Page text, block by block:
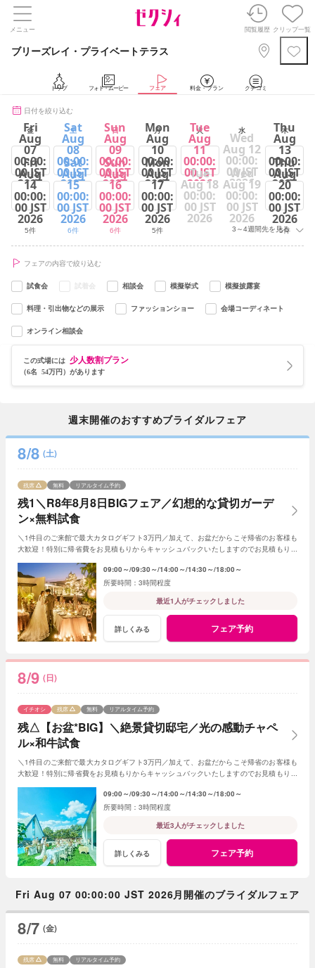
メニュー 閲覧履歴 クリップ一覧
ブリーズレイ・プライベートテラス
トップ フォト・ムービー フェア 料金・プラン クチコミ
日付を絞り込む
金 土 日 月 火 水 木
Fri
Aug
07
00:00:
00 JST
2026
5件
Sat
Aug
08
00:00:
00 JST
2026
6件
Sun
Aug
09
00:00:
00 JST
2026
6件
Mon
Aug
10
00:00:
00 JST
2026
5件
Tue
Aug
11
00:00:
00 JST
2026
6件
Wed
Aug 12
00:00:
00 JST
2026
Thu
Aug
13
00:00:
00 JST
2026
5件
Fri
Aug
14
00:00:
00 JST
2026
5件
Sat
Aug
15
00:00:
00 JST
2026
6件
Sun
Aug
16
00:00:
00 JST
2026
6件
Mon
Aug
17
00:00:
00 JST
2026
5件
Tue
Aug 18
00:00:
00 JST
2026
Wed
Aug 19
00:00:
00 JST
2026
Thu
Aug
20
00:00:
00 JST
2026
5件
3～4週間先を見る
フェアの内容で絞り込む
試食会 試着会 相談会 模擬挙式 模擬披露宴
料理・引出物などの展示 ファッションショー 会場コーディネート
オンライン相談会
この式場には 少人数割プラン
（6名 54万円）があります
週末開催のおすすめブライダルフェア
8/8 (土)
残1＼R8年8月8日BIGフェア／幻想的な貸切ガーデ
ン×無料試食
残席 無料 リアルタイム予約
＼1件目のご来館で最大カタログギフト3万円／加えて、お盆だからこそ帰省のお客様も
大歓迎！特別に帰省費をお見積もりからキャッシュバックいたしますのでお見積もり作
09:00～ 09:30～ 14:00～ 14:30～ 18:00～
3時間程度
最近1人がチェックしました
詳しくみる フェア予約
8/9 (日)
残△【お盆*BIG】＼絶景貸切邸宅／光の感動チャペ
ル×和牛試食
イチオシ 残席 無料 リアルタイム予約
＼1件目のご来館で最大カタログギフト3万円／加えて、お盆だからこそ帰省のお客様も
大歓迎！特別に帰省費をお見積もりからキャッシュバックいたしますのでお見積もり作
09:00～ 09:30～ 14:00～ 14:30～ 18:00～
3時間程度
最近3人がチェックしました
詳しくみる フェア予約
Fri Aug 07 00:00:00 JST 2026月開催のブライダルフェア
8/7 (金)
残席 無料 リアルタイム予約